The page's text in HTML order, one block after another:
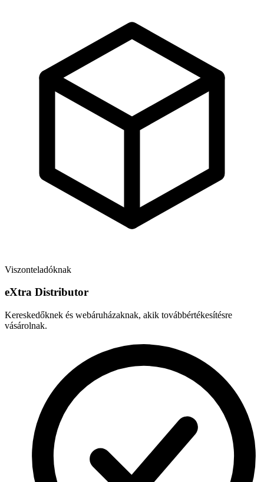
Viszonteladóknak
eXtra Distributor
Kereskedőknek és webáruházaknak, akik továbbértékesítésre
vásárolnak.